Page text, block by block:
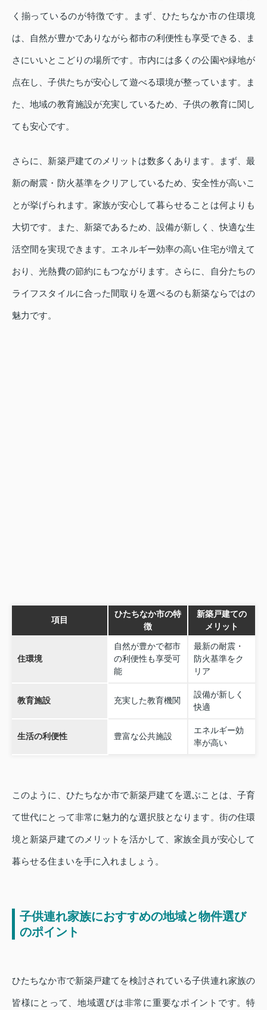
く揃っているのが特徴です。まず、ひたちなか市の住環境
は、自然が豊かでありながら都市の利便性も享受できる、ま
さにいいとこどりの場所です。市内には多くの公園や緑地が
点在し、子供たちが安心して遊べる環境が整っています。ま
た、地域の教育施設が充実しているため、子供の教育に関し
ても安心です。
さらに、新築戸建てのメリットは数多くあります。まず、最
新の耐震・防火基準をクリアしているため、安全性が高いこ
とが挙げられます。家族が安心して暮らせることは何よりも
大切です。また、新築であるため、設備が新しく、快適な生
活空間を実現できます。エネルギー効率の高い住宅が増えて
おり、光熱費の節約にもつながります。さらに、自分たちの
ライフスタイルに合った間取りを選べるのも新築ならではの
魅力です。
項目
ひたちなか市の特
徴
新築戸建ての
メリット
住環境
自然が豊かで都市
の利便性も享受可
能
最新の耐震・
防火基準をク
リア
教育施設 充実した教育機関
設備が新しく
快適
生活の利便性 豊富な公共施設
エネルギー効
率が高い
このように、ひたちなか市で新築戸建てを選ぶことは、子育
て世代にとって非常に魅力的な選択肢となります。街の住環
境と新築戸建てのメリットを活かして、家族全員が安心して
暮らせる住まいを手に入れましょう。
子供連れ家族におすすめの地域と物件選び
のポイント
ひたちなか市で新築戸建てを検討されている子供連れ家族の
皆様にとって、地域選びは非常に重要なポイントです。特